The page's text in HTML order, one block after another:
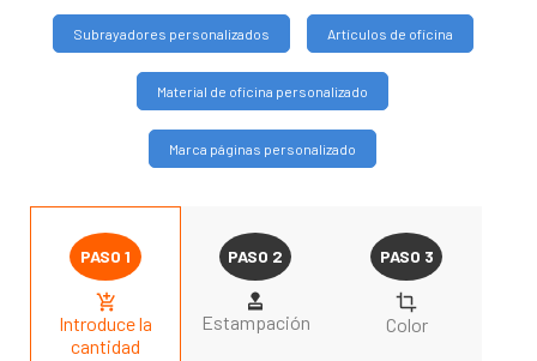
Subrayadores personalizados Artículos de oficina
Material de oficina personalizado
Marca páginas personalizado
Introduce la
cantidad
Estampación Color